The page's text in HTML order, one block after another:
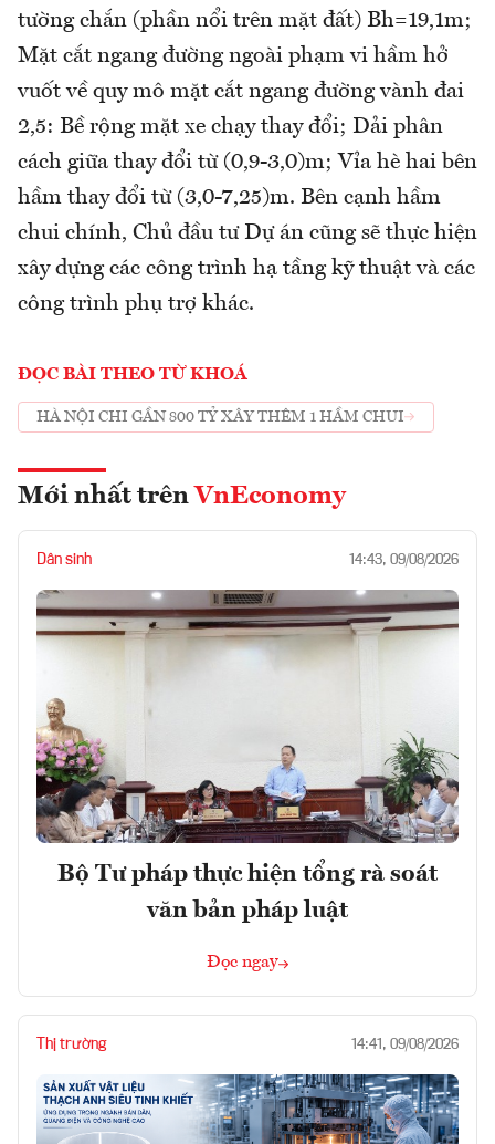
tường chắn (phần nổi trên mặt đất) Bh=19,1m;
Mặt cắt ngang đường ngoài phạm vi hầm hở
vuốt về quy mô mặt cắt ngang đường vành đai
2,5: Bề rộng mặt xe chạy thay đổi; Dải phân
cách giữa thay đổi từ (0,9-3,0)m; Vỉa hè hai bên
hầm thay đổi từ (3,0-7,25)m. Bên cạnh hầm
chui chính, Chủ đầu tư Dự án cũng sẽ thực hiện
xây dựng các công trình hạ tầng kỹ thuật và các
công trình phụ trợ khác.
ĐỌC BÀI THEO TỪ KHOÁ
HÀ NỘI CHI GẦN 800 TỶ XÂY THÊM 1 HẦM CHUI
Mới nhất trên VnEconomy
Dân sinh 14:43, 09/08/2026
Bộ Tư pháp thực hiện tổng rà soát
văn bản pháp luật
Đọc ngay
Thị trường 14:41, 09/08/2026